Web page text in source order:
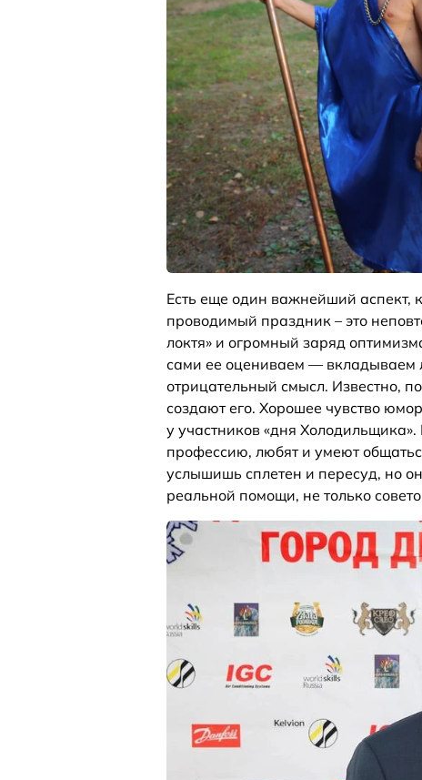
Есть еще один важнейший аспект,
проводимый праздник – это
локтя» и огромный заряд
сами ее оцениваем — вкладываем
отрицательный смысл. Известно,
создают его. Хорошее чувство
у участников «дня
профессию, любят и умеют
услышишь сплетен и пересуд, но
реальной помощи, не только